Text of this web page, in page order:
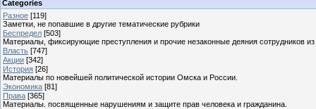
Categories
Разное [119]
Заметки, не попавшие в другие тематические рубрики
Беспредел [503]
Материалы, фиксирующие преступления и прочие незаконные деяния сотрудников
Власть [747]
Акции [342]
История [26]
Материалы по новейшей политической истории Омска и России.
Экономика [81]
Права [365]
Материалы. посвященные нарушениям и защите прав человека и гражданина.